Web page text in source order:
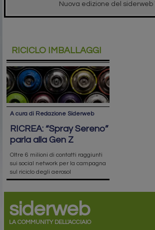
Nuova edizione del siderweb
RICICLO IMBALLAGGI
A cura di Redazione Siderweb
RICREA: “Spray Sereno”
parla alla Gen Z
Oltre 6 milioni di contatti raggiunti
sui social network per la campagna
sul riciclo degli aerosol
siderweb
LA COMMUNITY DELL'ACCIAIO